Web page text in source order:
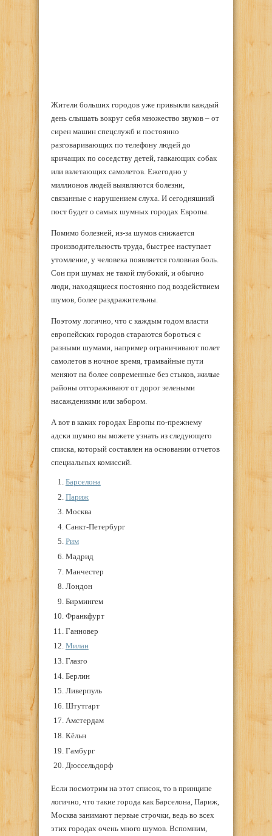
Жители больших городов уже привыкли каждый
день слышать вокруг себя множество звуков – от
сирен машин спецслужб и постоянно
разговаривающих по телефону людей до
кричащих по соседству детей, гавкающих собак
или взлетающих самолетов. Ежегодно у
миллионов людей выявляются болезни,
связанные с нарушением слуха. И сегодняшний
пост будет о самых шумных городах Европы.
Помимо болезней, из-за шумов снижается
производительность труда, быстрее наступает
утомление, у человека появляется головная боль.
Сон при шумах не такой глубокий, и обычно
люди, находящиеся постоянно под воздействием
шумов, более раздражительны.
Поэтому логично, что с каждым годом власти
европейских городов стараются бороться с
разными шумами, например ограничивают полет
самолетов в ночное время, трамвайные пути
меняют на более современные без стыков, жилые
районы отгораживают от дорог зелеными
насаждениями или забором.
А вот в каких городах Европы по-прежнему
адски шумно вы можете узнать из следующего
списка, который составлен на основании отчетов
специальных комиссий.
Барселона
Париж
Москва
Санкт-Петербург
Рим
Мадрид
Манчестер
Лондон
Бирмингем
Франкфурт
Ганновер
Милан
Глазго
Берлин
Ливерпуль
Штутгарт
Амстердам
Кёльн
Гамбург
Дюссельдорф
Если посмотрим на этот список, то в принципе
логично, что такие города как Барселона, Париж,
Москва занимают первые строчки, ведь во всех
этих городах очень много шумов. Вспомним,